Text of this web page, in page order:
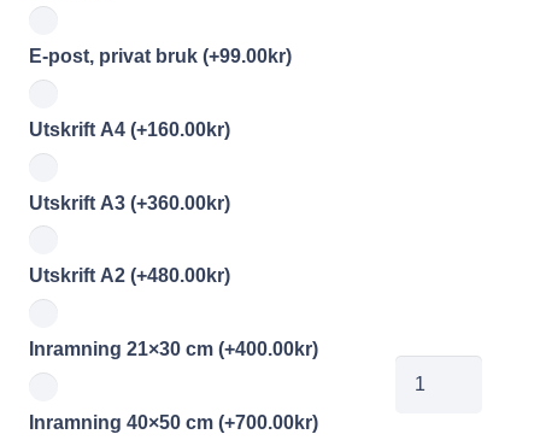
E-post, privat bruk (+99.00kr)
Utskrift A4 (+160.00kr)
Utskrift A3 (+360.00kr)
Utskrift A2 (+480.00kr)
Inramning 21×30 cm (+400.00kr)
Inramning 40×50 cm (+700.00kr)